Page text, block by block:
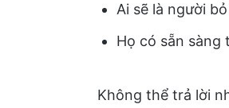
Ai sẽ là người
Họ có sẵn sàng
Không thể trả lời